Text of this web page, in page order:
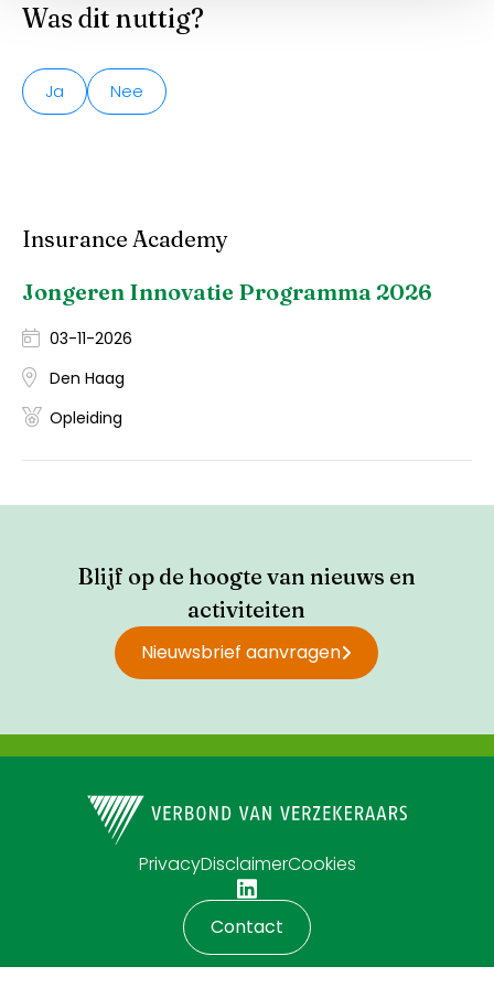
Was dit nuttig?
Ja Nee
Insurance Academy
Jongeren Innovatie Programma 2026
03-11-2026
Den Haag
Opleiding
Blijf op de hoogte van nieuws en
activiteiten
Nieuwsbrief aanvragen
PrivacyDisclaimerCookies
Contact